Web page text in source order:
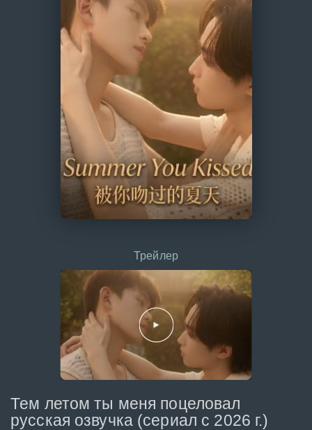
Тем летом ты меня поцеловал
русская озвучка (сериал с 2026 г.)
Трейлер